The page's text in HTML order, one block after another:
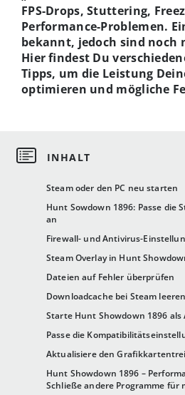
Steam oder den PC neu starten
Hunt Sowdown 1896: Passe die
an
Firewall- und Antivirus-
Steam Overlay in Hunt
Dateien auf Fehler überprüfen
Downloadcache bei Steam leeren
Starte Hunt Showdown 1896 als
Passe die
Aktualisiere den
Hunt Showdown 1896 –
Schließe andere Programme für
FPS-Drops, Stuttering,
Performance-Problemen.
bekannt, jedoch sind noch
Hier findest Du
Tipps, um die Leistung
optimieren und mögliche